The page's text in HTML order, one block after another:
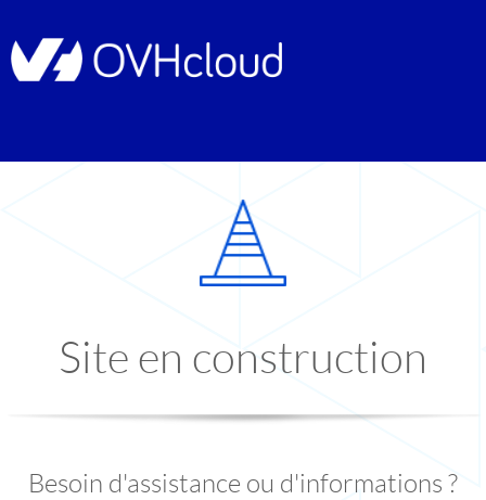
Site en construction
Besoin d'assistance ou d'informations ?